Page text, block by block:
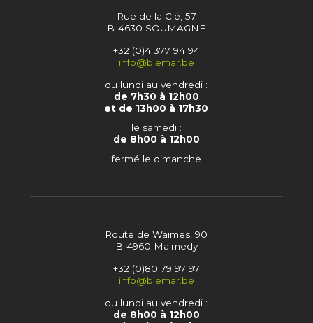
Rue de la Clé, 57
B-4630 SOUMAGNE
+32 (0)4 377 94 94
info@biemar.be
du lundi au vendredi :
de 7h30 à 12h00
et de 13h00 à 17h30
le samedi :
de 8h00 à 12h00
fermé le dimanche
Route de Waimes, 90
B-4960 Malmedy
+32 (0)80 79 97 97
info@biemar.be
du lundi au vendredi :
de 8h00 à 12h00